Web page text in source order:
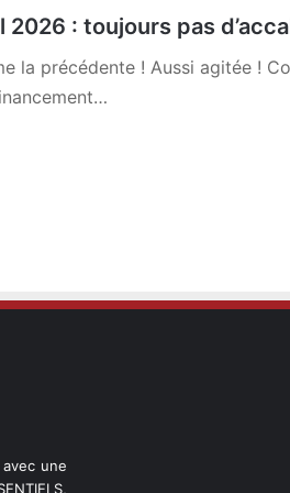
2026 : toujours pas
la précédente ! Aussi agitée !
une